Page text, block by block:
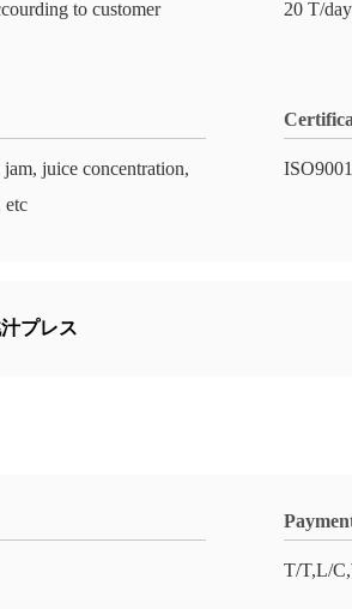
to customer 20 T/
juice concentration,
etc
プレス
T/T,L/